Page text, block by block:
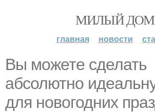
МИЛЫЙ ДОМ
главная новости
Вы можете сделать
абсолютно
для новогодних